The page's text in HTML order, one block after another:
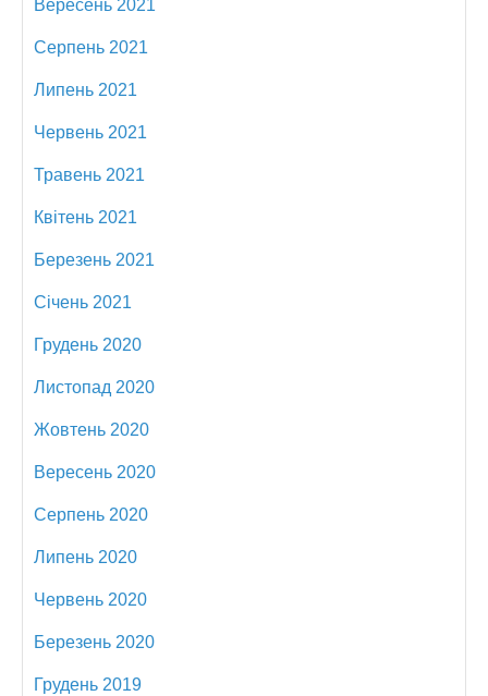
Вересень 2021
Серпень 2021
Липень 2021
Червень 2021
Травень 2021
Квітень 2021
Березень 2021
Січень 2021
Грудень 2020
Листопад 2020
Жовтень 2020
Вересень 2020
Серпень 2020
Липень 2020
Червень 2020
Березень 2020
Грудень 2019